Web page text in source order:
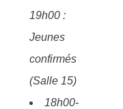
19h00 :
Jeunes
confirmés
(Salle 15)
18h00-